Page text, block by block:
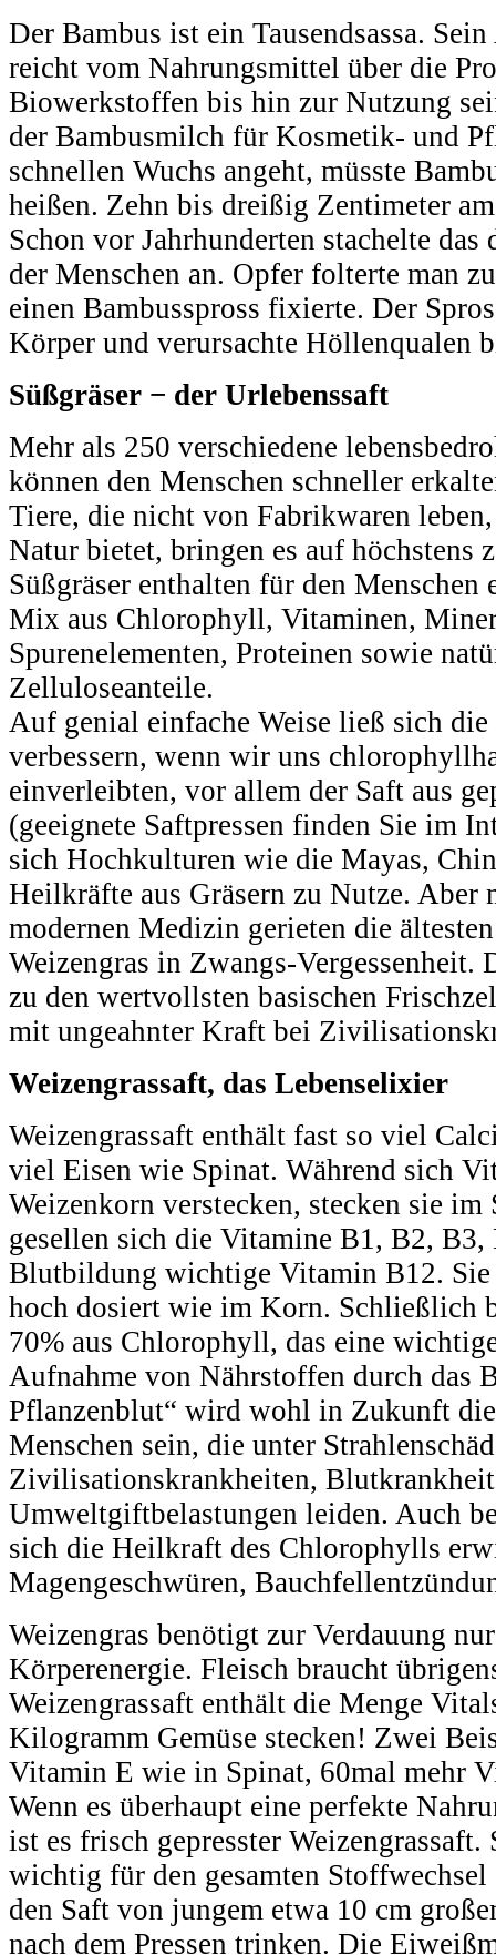
Der Bambus ist ein Tausendsassa.
reicht vom Nahrungsmittel über die
Biowerkstoffen bis hin zur Nutzung
der Bambusmilch für Kosmetik- und
schnellen Wuchs angeht, müsste
heißen. Zehn bis dreißig Zentimeter
Schon vor Jahrhunderten stachelte das
der Menschen an. Opfer folterte man
einen Bambusspross fixierte. Der
Körper und verursachte Höllenqualen
Süßgräser − der Urlebenssaft
Mehr als 250 verschiedene
können den Menschen schneller
Tiere, die nicht von Fabrikwaren
Natur bietet, bringen es auf höchstens
Süßgräser enthalten für den
Mix aus Chlorophyll, Vitaminen,
Spurenelementen, Proteinen sowie
Zelluloseanteile.
Auf genial einfache Weise ließ sich
verbessern, wenn wir uns
einverleibten, vor allem der Saft aus
(geeignete Saftpressen finden Sie im
sich Hochkulturen wie die Mayas,
Heilkräfte aus Gräsern zu Nutze. Aber
modernen Medizin gerieten die
Weizengras in Zwangs-Vergessenheit.
zu den wertvollsten basischen
mit ungeahnter Kraft bei
Weizengrassaft, das Lebenselixier
Weizengrassaft enthält fast so viel
viel Eisen wie Spinat. Während sich
Weizenkorn verstecken, stecken sie
gesellen sich die Vitamine B1, B2, B3,
Blutbildung wichtige Vitamin B12. Sie
hoch dosiert wie im Korn. Schließlich
70% aus Chlorophyll, das eine
Aufnahme von Nährstoffen durch das
Pflanzenblut“ wird wohl in Zukunft
Menschen sein, die unter
Zivilisationskrankheiten,
Umweltgiftbelastungen leiden. Auch
sich die Heilkraft des Chlorophylls
Magengeschwüren,
Weizengras benötigt zur Verdauung
Körperenergie. Fleisch braucht
Weizengrassaft enthält die Menge
Kilogramm Gemüse stecken! Zwei
Vitamin E wie in Spinat, 60mal mehr
Wenn es überhaupt eine perfekte
ist es frisch gepresster Weizengrassaft.
wichtig für den gesamten
den Saft von jungem etwa 10 cm
nach dem Pressen trinken. Die